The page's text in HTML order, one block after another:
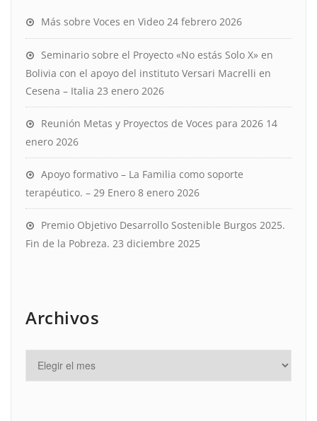
Más sobre Voces en Video 24 febrero 2026
Seminario sobre el Proyecto «No estás Solo X» en
Bolivia con el apoyo del instituto Versari Macrelli en
Cesena – Italia 23 enero 2026
Reunión Metas y Proyectos de Voces para 2026 14
enero 2026
Apoyo formativo – La Familia como soporte
terapéutico. – 29 Enero 8 enero 2026
Premio Objetivo Desarrollo Sostenible Burgos 2025.
Fin de la Pobreza. 23 diciembre 2025
Archivos